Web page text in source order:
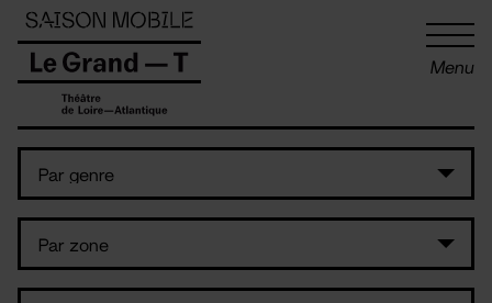
Menu
Panneau de gestion des cookies